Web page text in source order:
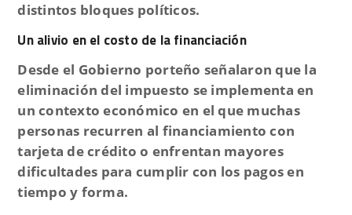
distintos bloques políticos.
Un alivio en el costo de la financiación
Desde el Gobierno porteño señalaron que la
eliminación del impuesto se implementa en
uncontexto económico en el que muchas
personas recurren al financiamiento con
tarjeta de crédito o enfrentan mayores
dificultades para cumplir con los pagos en
tiempo y forma.